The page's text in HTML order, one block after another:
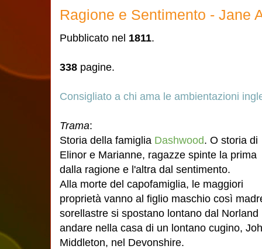
Ragione e Sentimento - Jane
Pubblicato nel 1811.
338 pagine.
Consigliato a chi ama le ambientazioni
Trama:
Storia della famiglia Dashwood. O storia di
Elinor e Marianne, ragazze spinte la prima
dalla ragione e l'altra dal sentimento.
Alla morte del capofamiglia, le maggiori
proprietà vanno al figlio maschio così
sorellastre si spostano lontano dal Norland
andare nella casa di un lontano cugino,
Middleton, nel Devonshire.